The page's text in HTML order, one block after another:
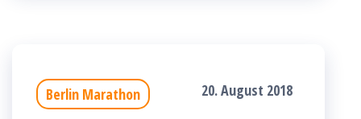
Berlin Marathon 20. August 2018